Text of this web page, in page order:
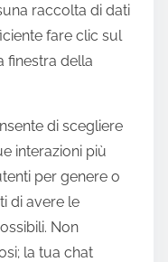
raccolta di dati
fare clic sul
finestra della
di scegliere
interazioni più
per genere o
di avere le
Non
la tua chat